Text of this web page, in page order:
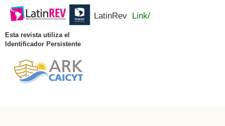
LatinRev Link/
Esta revista utiliza el
Identificador Persistente